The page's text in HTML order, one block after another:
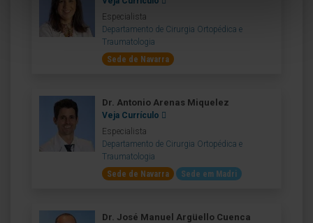
Especialista
Departamento de Cirurgia Ortopédica e
Traumatologia
Sede de Navarra
Dr. Antonio Arenas Miquelez
Veja Currículo
Especialista
Departamento de Cirurgia Ortopédica e
Traumatologia
Sede de Navarra
Sede em Madri
Dr. José Manuel Argüello Cuenca